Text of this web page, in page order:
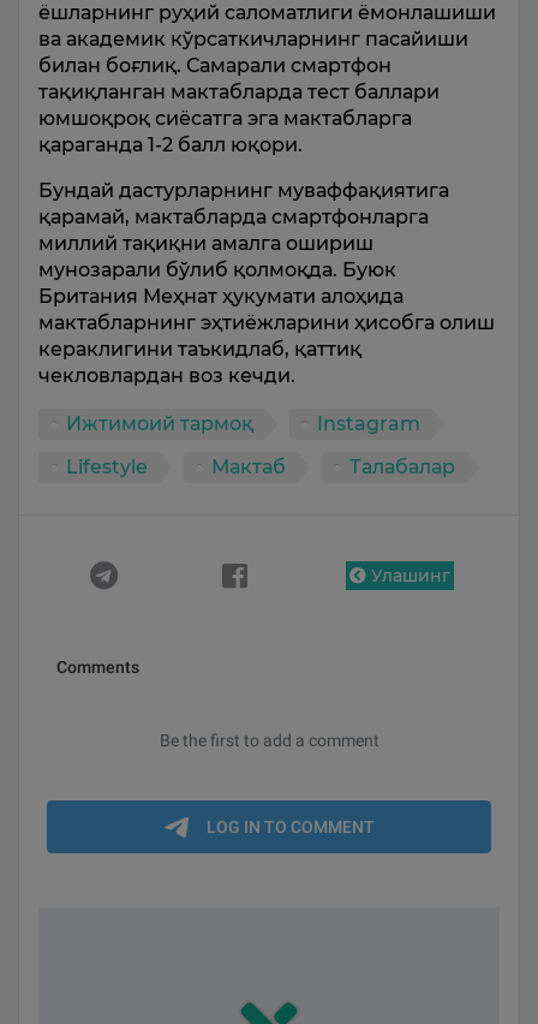
ёшларнинг руҳий саломатлиги ёмонлашиши
ва академик кўрсаткичларнинг пасайиши
билан боғлиқ. Самарали смартфон
тақиқланган мактабларда тест баллари
юмшоқроқ сиёсатга эга мактабларга
қараганда 1-2 балл юқори.
Бундай дастурларнинг муваффақиятига
қарамай, мактабларда смартфонларга
миллий тақиқни амалга ошириш
мунозарали бўлиб қолмоқда. Буюк
Британия Меҳнат ҳукумати алоҳида
мактабларнинг эҳтиёжларини ҳисобга олиш
кераклигини таъкидлаб, қаттиқ
чекловлардан воз кечди.
Ижтимоий тармоқ
Instagram
Lifestyle
Мактаб Талабалар
Улашинг